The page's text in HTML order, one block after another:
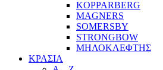
KOPPARBERG
MAGNERS
SOMERSBY
STRONGBOW
ΜΗΛΟΚΛΕΦΤΗΣ
ΚΡΑΣΙΑ